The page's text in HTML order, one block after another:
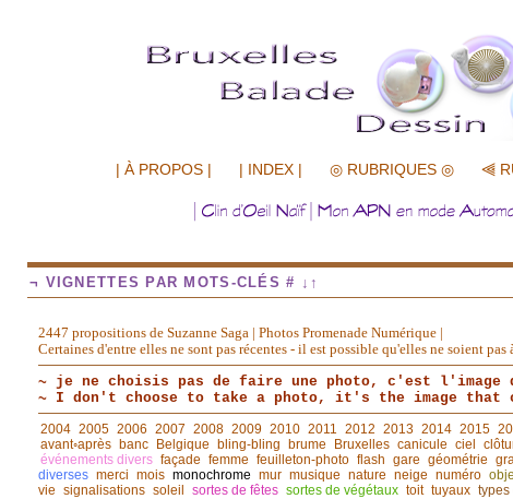
| À PROPOS | | INDEX | ◎ RUBRIQUES ◎ ⫷
¬ VIGNETTES PAR MOTS-CLÉS # ↓↑
2447 propositions de Suzanne Saga | Photos Promenade Numérique |
Certaines d'entre elles ne sont pas récentes - il est possible qu'elles ne soient
~ je ne choisis pas de faire une photo, c'est l'image
~ I don't choose to take a photo, it's the image that
2004 2005 2006 2007 2008 2009 2010 2011 2012 2013 2014 2015
avant◦après banc Belgique bling-bling brume Bruxelles canicule ciel
événements divers façade femme feuilleton-photo flash gare géométrie
diverses merci mois monochrome mur musique nature neige numéro
vie signalisations soleil sortes de fêtes sortes de végétaux toit tuyaux types